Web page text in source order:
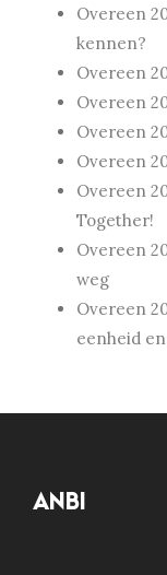
Overeen
kennen?
Overeen
Overeen
Overeen
Overeen
Overeen
Together!
Overeen
weg
Overeen
eenheid
ANBI